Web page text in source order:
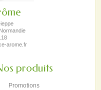
arome.fr
produits
Promotions